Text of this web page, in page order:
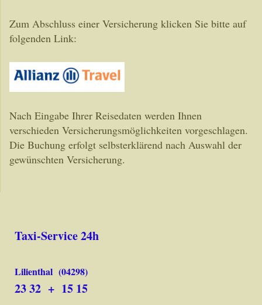
Zum Abschluss einer Versicherung klicken Sie bitte auf
folgenden Link:
Nach Eingabe Ihrer Reisedaten werden Ihnen
verschieden Versicherungsmöglichkeiten vorgeschlagen.
Die Buchung erfolgt selbsterklärend nach Auswahl der
gewünschten Versicherung.
Taxi-Service 24h
Lilienthal (04298)
23 32 + 15 15